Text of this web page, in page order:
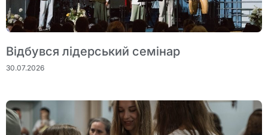
Відбувся лідерський семінар
30.07.2026